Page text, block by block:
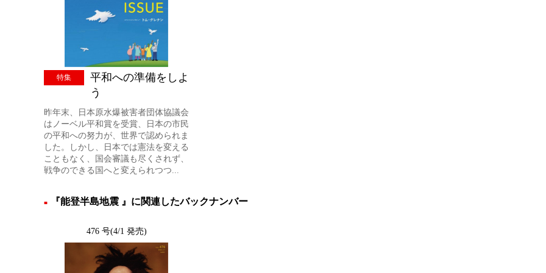
特集
平和への準備をしよ
う
昨年末、日本原水爆被害者団体協議会
はノーベル平和賞を受賞、日本の市民
の平和への努力が、世界で認められま
した。しかし、日本では憲法を変える
こともなく、国会審議も尽くされず、
戦争のできる国へと変えられつつ...
『能登半島地震 』に関連したバックナンバー
476 号(4/1 発売)